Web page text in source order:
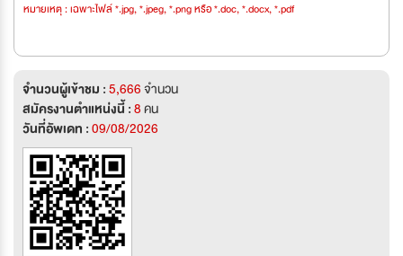
หมายเหตุ : เฉพาะไฟล์ *.jpg, *.jpeg, *.png หรือ *.doc, *.docx, *.pdf
จำนวนผู้เข้าชม :5,666จำนวน
สมัครงานตำแหน่งนี้ :8คน
วันที่อัพเดท :09/08/2026